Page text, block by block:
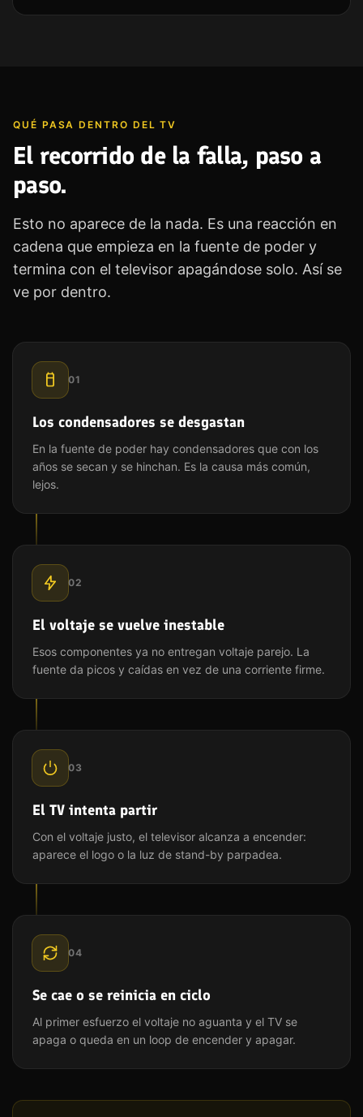
QUÉ PASA DENTRO DEL TV
El recorrido de la falla, paso a
paso.
Esto no aparece de la nada. Es una reacción en
cadena que empieza en la fuente de poder y
termina con el televisor apagándose solo. Así se
ve por dentro.
01
Los condensadores se desgastan
En la fuente de poder hay condensadores que con los
años se secan y se hinchan. Es la causa más común,
lejos.
02
El voltaje se vuelve inestable
Esos componentes ya no entregan voltaje parejo. La
fuente da picos y caídas en vez de una corriente firme.
03
El TV intenta partir
Con el voltaje justo, el televisor alcanza a encender:
aparece el logo o la luz de stand-by parpadea.
04
Se cae o se reinicia en ciclo
Al primer esfuerzo el voltaje no aguanta y el TV se
apaga o queda en un loop de encender y apagar.